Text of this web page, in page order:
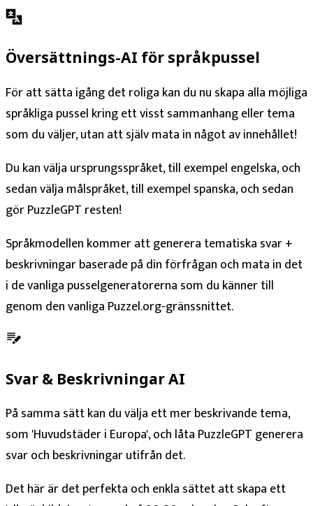
Översättnings-AI för språkpussel
För att sätta igång det roliga kan du nu skapa alla möjliga
språkliga pussel kring ett visst sammanhang eller tema
som du väljer, utan att själv mata in något av innehållet!
Du kan välja ursprungsspråket, till exempel engelska, och
sedan välja målspråket, till exempel spanska, och sedan
gör PuzzleGPT resten!
Språkmodellen kommer att generera tematiska svar +
beskrivningar baserade på din förfrågan och mata in det
i de vanliga pusselgeneratorerna som du känner till
genom den vanliga Puzzel.org-gränssnittet.
Svar & Beskrivningar AI
På samma sätt kan du välja ett mer beskrivande tema,
som 'Huvudstäder i Europa', och låta PuzzleGPT generera
svar och beskrivningar utifrån det.
Det här är det perfekta och enkla sättet att skapa ett